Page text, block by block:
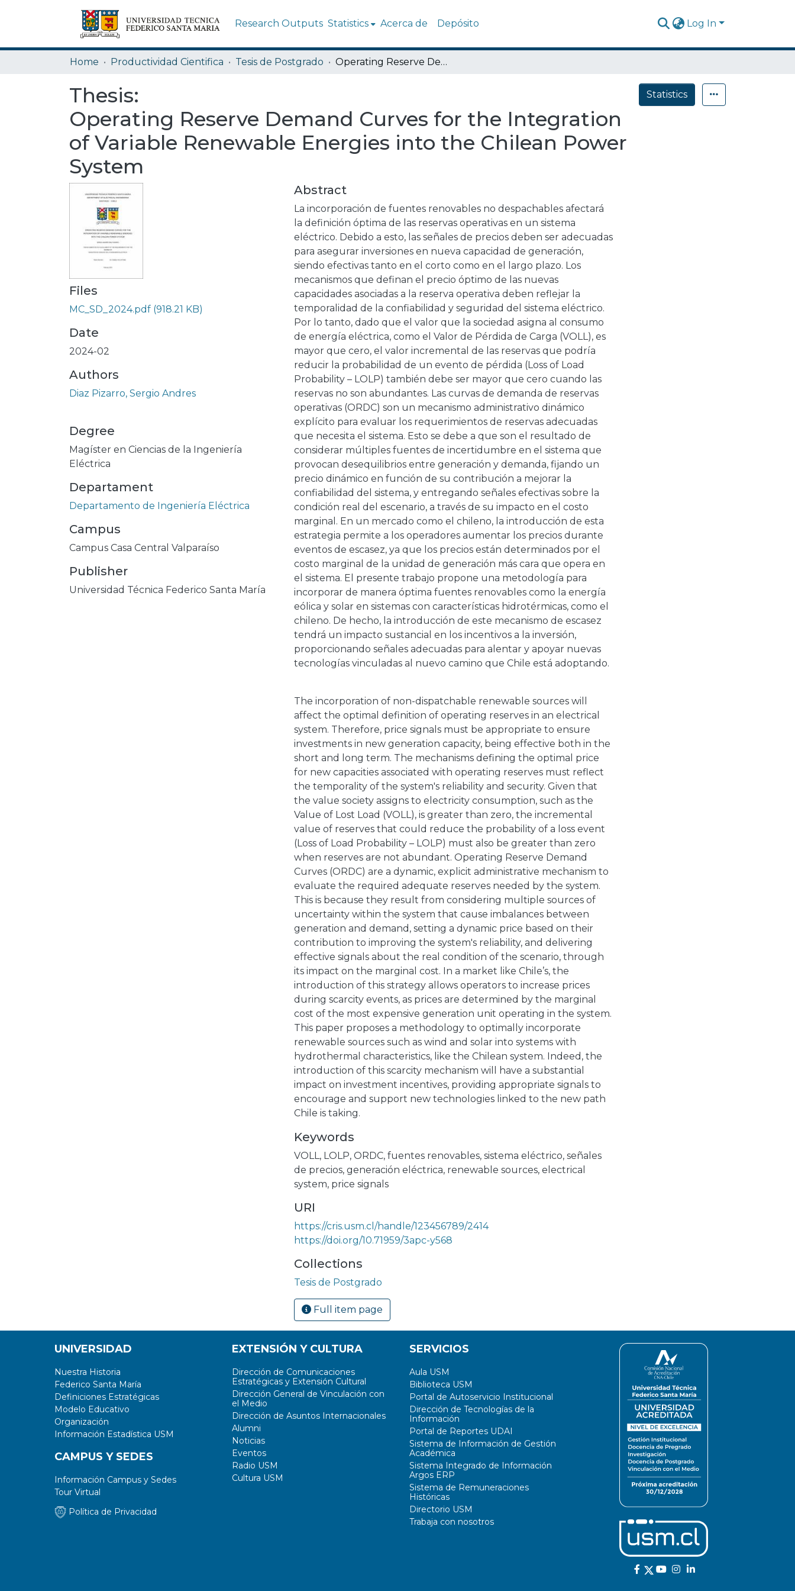
Research Outputs Statistics Acerca de Depósito Log In
Home Productividad Cientifica Tesis de Postgrado Operating Reserve Demand Curves for the Integration of Variable Renewable Energies into the Chilean Power System
Thesis:
Operating Reserve Demand Curves for the Integration
of Variable Renewable Energies into the Chilean Power
System
Statistics
Files
MC_SD_2024.pdf (918.21 KB)
Date
2024-02
Authors
Diaz Pizarro, Sergio Andres
Degree
Magíster en Ciencias de la Ingeniería
Eléctrica
Departament
Departamento de Ingeniería Eléctrica
Campus
Campus Casa Central Valparaíso
Publisher
Universidad Técnica Federico Santa María
Abstract
La incorporación de fuentes renovables no despachables afectará
la definición óptima de las reservas operativas en un sistema
eléctrico. Debido a esto, las señales de precios deben ser adecuadas
para asegurar inversiones en nueva capacidad de generación,
siendo efectivas tanto en el corto como en el largo plazo. Los
mecanismos que definan el precio óptimo de las nuevas
capacidades asociadas a la reserva operativa deben reflejar la
temporalidad de la confiabilidad y seguridad del sistema eléctrico.
Por lo tanto, dado que el valor que la sociedad asigna al consumo
de energía eléctrica, como el Valor de Pérdida de Carga (VOLL), es
mayor que cero, el valor incremental de las reservas que podría
reducir la probabilidad de un evento de pérdida (Loss of Load
Probability – LOLP) también debe ser mayor que cero cuando las
reservas no son abundantes. Las curvas de demanda de reservas
operativas (ORDC) son un mecanismo administrativo dinámico
explícito para evaluar los requerimientos de reservas adecuadas
que necesita el sistema. Esto se debe a que son el resultado de
considerar múltiples fuentes de incertidumbre en el sistema que
provocan desequilibrios entre generación y demanda, fijando un
precio dinámico en función de su contribución a mejorar la
confiabilidad del sistema, y entregando señales efectivas sobre la
condición real del escenario, a través de su impacto en el costo
marginal. En un mercado como el chileno, la introducción de esta
estrategia permite a los operadores aumentar los precios durante
eventos de escasez, ya que los precios están determinados por el
costo marginal de la unidad de generación más cara que opera en
el sistema. El presente trabajo propone una metodología para
incorporar de manera óptima fuentes renovables como la energía
eólica y solar en sistemas con características hidrotérmicas, como el
chileno. De hecho, la introducción de este mecanismo de escasez
tendrá un impacto sustancial en los incentivos a la inversión,
proporcionando señales adecuadas para alentar y apoyar nuevas
tecnologías vinculadas al nuevo camino que Chile está adoptando.
The incorporation of non-dispatchable renewable sources will
affect the optimal definition of operating reserves in an electrical
system. Therefore, price signals must be appropriate to ensure
investments in new generation capacity, being effective both in the
short and long term. The mechanisms defining the optimal price
for new capacities associated with operating reserves must reflect
the temporality of the system's reliability and security. Given that
the value society assigns to electricity consumption, such as the
Value of Lost Load (VOLL), is greater than zero, the incremental
value of reserves that could reduce the probability of a loss event
(Loss of Load Probability – LOLP) must also be greater than zero
when reserves are not abundant. Operating Reserve Demand
Curves (ORDC) are a dynamic, explicit administrative mechanism to
evaluate the required adequate reserves needed by the system.
This is because they result from considering multiple sources of
uncertainty within the system that cause imbalances between
generation and demand, setting a dynamic price based on their
contribution to improving the system's reliability, and delivering
effective signals about the real condition of the scenario, through
its impact on the marginal cost. In a market like Chile’s, the
introduction of this strategy allows operators to increase prices
during scarcity events, as prices are determined by the marginal
cost of the most expensive generation unit operating in the system.
This paper proposes a methodology to optimally incorporate
renewable sources such as wind and solar into systems with
hydrothermal characteristics, like the Chilean system. Indeed, the
introduction of this scarcity mechanism will have a substantial
impact on investment incentives, providing appropriate signals to
encourage and support new technologies linked to the new path
Chile is taking.
Keywords
VOLL, LOLP, ORDC, fuentes renovables, sistema eléctrico, señales
de precios, generación eléctrica, renewable sources, electrical
system, price signals
URI
https://cris.usm.cl/handle/123456789/2414
https://doi.org/10.71959/3apc-y568
Collections
Tesis de Postgrado
Full item page
UNIVERSIDAD
Nuestra Historia
Federico Santa María
Definiciones Estratégicas
Modelo Educativo
Organización
Información Estadística USM
CAMPUS Y SEDES
Información Campus y Sedes
Tour Virtual
Política de Privacidad
EXTENSIÓN Y CULTURA
Dirección de Comunicaciones
Estratégicas y Extensión Cultural
Dirección General de Vinculación con
el Medio
Dirección de Asuntos Internacionales
Alumni
Noticias
Eventos
Radio USM
Cultura USM
SERVICIOS
Aula USM
Biblioteca USM
Portal de Autoservicio Institucional
Dirección de Tecnologías de la
Información
Portal de Reportes UDAI
Sistema de Información de Gestión
Académica
Sistema Integrado de Información
Argos ERP
Sistema de Remuneraciones
Históricas
Directorio USM
Trabaja con nosotros